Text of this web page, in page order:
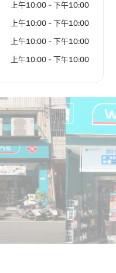
上午10:00 - 下午10:00
上午10:00 - 下午10:00
上午10:00 - 下午10:00
上午10:00 - 下午10:00